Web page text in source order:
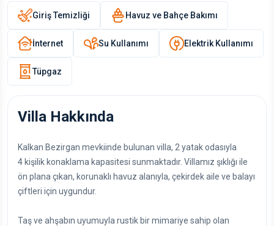
Giriş Temizliği Havuz ve Bahçe Bakımı
İnternet Su Kullanımı Elektrik Kullanımı
Tüpgaz
Villa Hakkında
Kalkan Bezirgan mevkiinde bulunan villa, 2 yatak odasıyla
4 kişilik konaklama kapasitesi sunmaktadır. Villamız şıklığı ile
ön plana çıkan, korunaklı havuz alanıyla, çekirdek aile ve balayı
çiftleri için uygundur.
Taş ve ahşabın uyumuyla rustik bir mimariye sahip olan